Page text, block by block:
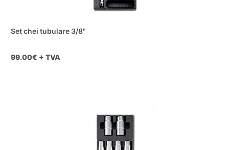
Set chei tubulare 3/8"
99.00€ + TVA